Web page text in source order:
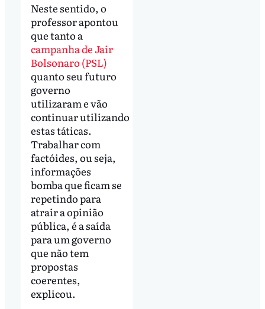
Neste sentido, o
professor apontou
que tanto a
campanha de Jair
Bolsonaro (PSL)
quanto seu futuro
governo
utilizaram e vão
continuar utilizando
estas táticas.
Trabalhar com
factóides, ou seja,
informações
bomba que ficam se
repetindo para
atrair a opinião
pública, é a saída
para um governo
que não tem
propostas
coerentes,
explicou.